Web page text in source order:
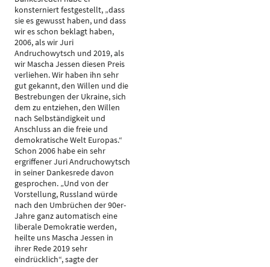
konsterniert festgestellt, „dass
sie es gewusst haben, und dass
wir es schon beklagt haben,
2006, als wir Juri
Andruchowytsch und 2019, als
wir Mascha Jessen diesen Preis
verliehen. Wir haben ihn sehr
gut gekannt, den Willen und die
Bestrebungen der Ukraine, sich
dem zu entziehen, den Willen
nach Selbständigkeit und
Anschluss an die freie und
demokratische Welt Europas.“
Schon 2006 habe ein sehr
ergriffener Juri Andruchowytsch
in seiner Dankesrede davon
gesprochen. „Und von der
Vorstellung, Russland würde
nach den Umbrüchen der 90er-
Jahre ganz automatisch eine
liberale Demokratie werden,
heilte uns Mascha Jessen in
ihrer Rede 2019 sehr
eindrücklich“, sagte der